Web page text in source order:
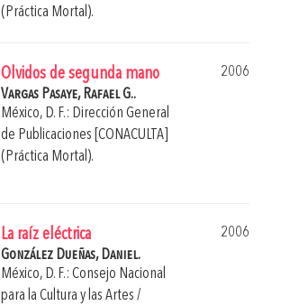
(Práctica Mortal).
Olvidos de segunda mano
2006
Vargas Pasaye, Rafael G..
México, D. F.: Dirección General
de Publicaciones [CONACULTA]
(Práctica Mortal).
La raíz eléctrica
2006
González Dueñas, Daniel.
México, D. F.: Consejo Nacional
para la Cultura y las Artes /